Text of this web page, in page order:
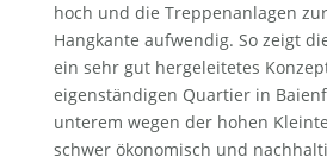
hoch und die Treppenanlagen
Hangkante aufwendig. So zeigt
ein sehr gut hergeleitetes
eigenständigen Quartier in
unterem wegen der hohen
schwer ökonomisch und